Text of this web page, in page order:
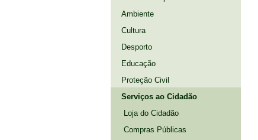
Ambiente
Cultura
Desporto
Educação
Proteção Civil
Serviços ao Cidadão
Loja do Cidadão
Compras Públicas